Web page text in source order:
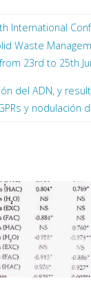
International
Waste
23rd to 25th
del ADN, y
y nodulación